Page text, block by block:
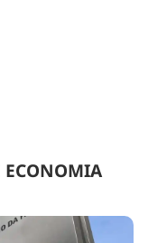
ECONOMIA